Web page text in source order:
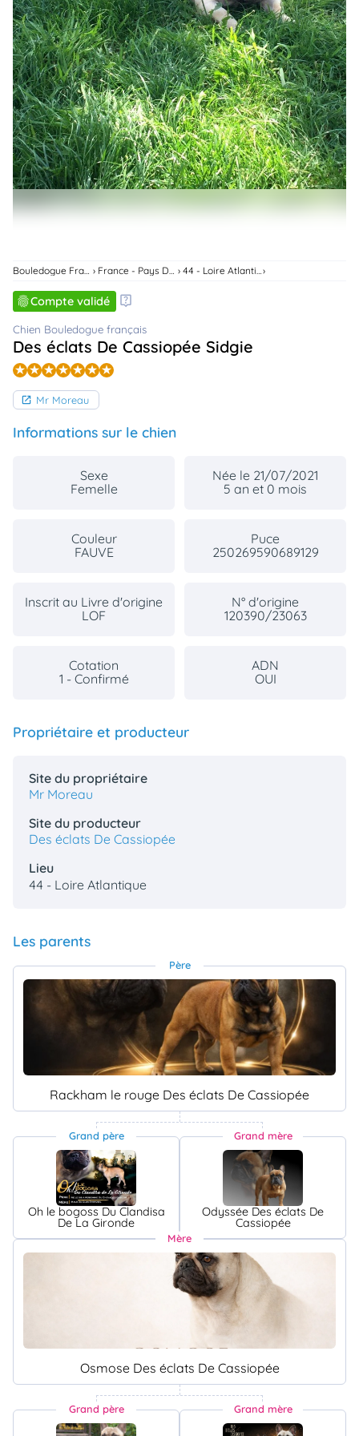
Connexion
Compte validé
Chien Bouledogue français
Des éclats De Cassiopée Sidgie
Mr Moreau
Informations sur le chien
Sexe
Femelle
Née le 21/07/2021
5 an et 0 mois
Couleur
FAUVE
Puce
250269590689129
Inscrit au Livre d'origine
LOF
N° d'origine
120390/23063
Cotation
1 - Confirmé
ADN
OUI
Propriétaire et producteur
Site du propriétaire
Mr Moreau
Site du producteur
Des éclats De Cassiopée
Lieu
44 - Loire Atlantique
Les parents
Père
Rackham le rouge Des éclats De Cassiopée
Grand père
Oh le bogoss Du Clandisa
De La Gironde
Grand mère
Odyssée Des éclats De
Cassiopée
Mère
Osmose Des éclats De Cassiopée
Grand père Grand mère